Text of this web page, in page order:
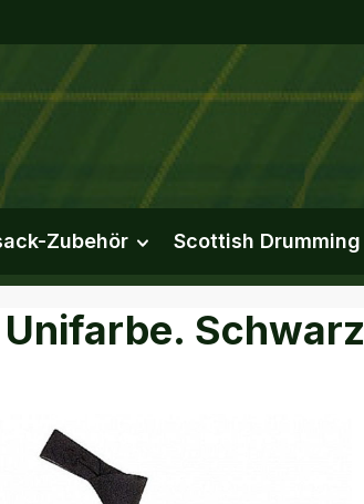
Zubehör Scottish Drumming
Schwarz